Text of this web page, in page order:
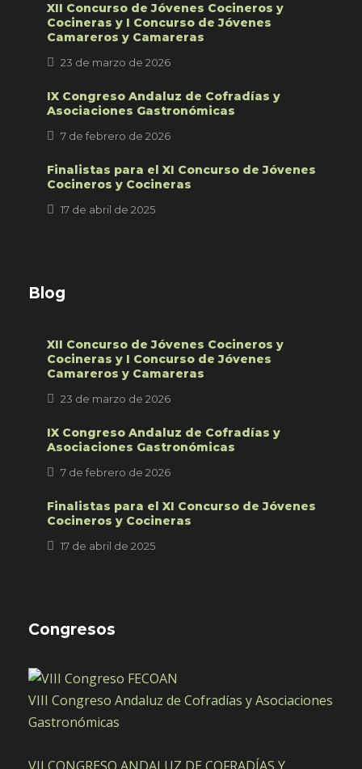
XII Concurso de Jóvenes Cocineros y
Cocineras y I Concurso de Jóvenes
Camareros y Camareras
23 de marzo de 2026
IX Congreso Andaluz de Cofradías y
Asociaciones Gastronómicas
7 de febrero de 2026
Finalistas para el XI Concurso de Jóvenes
Cocineros y Cocineras
17 de abril de 2025
Blog
XII Concurso de Jóvenes Cocineros y
Cocineras y I Concurso de Jóvenes
Camareros y Camareras
23 de marzo de 2026
IX Congreso Andaluz de Cofradías y
Asociaciones Gastronómicas
7 de febrero de 2026
Finalistas para el XI Concurso de Jóvenes
Cocineros y Cocineras
17 de abril de 2025
Congresos
VIII Congreso Andaluz de Cofradías y Asociaciones
Gastronómicas